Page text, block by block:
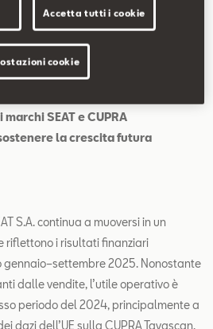
primi nove mesi del 2025
elettrificati sono aumentate
con un incremento dell’84%
SEAT e CUPRA
la crescita futura
S.A. continua a muoversi in un
riflettono i risultati finanziari
gennaio–settembre 2025. Nonostante
dalle vendite, l’utile operativo è
periodo del 2024, principalmente a
dazi dell’UE sulla CUPRA Tavascan,
Accetta tutti i cookie
cookie